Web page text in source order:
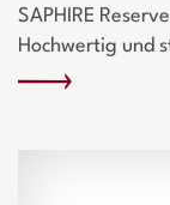
SAPHIRE
Hochwertig und